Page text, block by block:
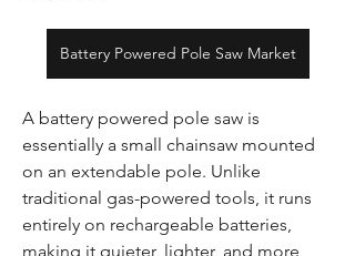
Battery Powered Pole Saw Market
A battery powered pole saw is
essentially a small chainsaw mounted
on an extendable pole. Unlike
traditional gas-powered tools, it runs
entirely on rechargeable batteries,
making it quieter, lighter, and more